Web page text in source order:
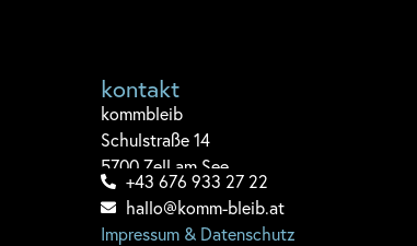
kontakt
kommbleib
Schulstraße 14
5700 Zell am See
+43 676 933 27 22
hallo@komm-bleib.at
Impressum & Datenschutz